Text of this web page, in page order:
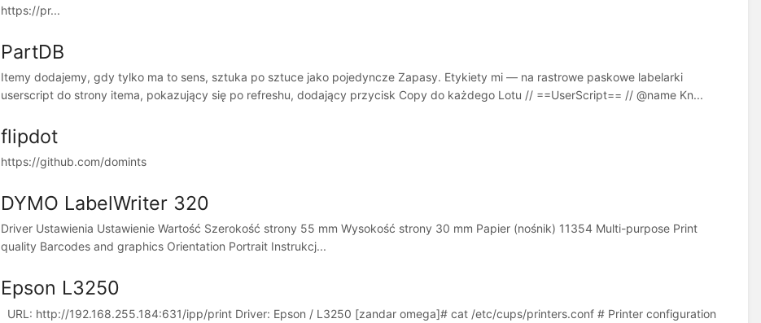
https://pr...
PartDB
Itemy dodajemy, gdy tylko ma to sens, sztuka po sztuce jako pojedyncze Zapasy. Etykiety mi — na rastrowe paskowe labelarki
userscript do strony itema, pokazujący się po refreshu, dodający przycisk Copy do każdego Lotu // ==UserScript== // @name Kn...
flipdot
https://github.com/domints
DYMO LabelWriter 320
Driver Ustawienia Ustawienie Wartość Szerokość strony 55 mm Wysokość strony 30 mm Papier (nośnik) 11354 Multi-purpose Print
quality Barcodes and graphics Orientation Portrait Instrukcj...
Epson L3250
URL: http://192.168.255.184:631/ipp/print Driver: Epson / L3250 [zandar omega]# cat /etc/cups/printers.conf # Printer configuration